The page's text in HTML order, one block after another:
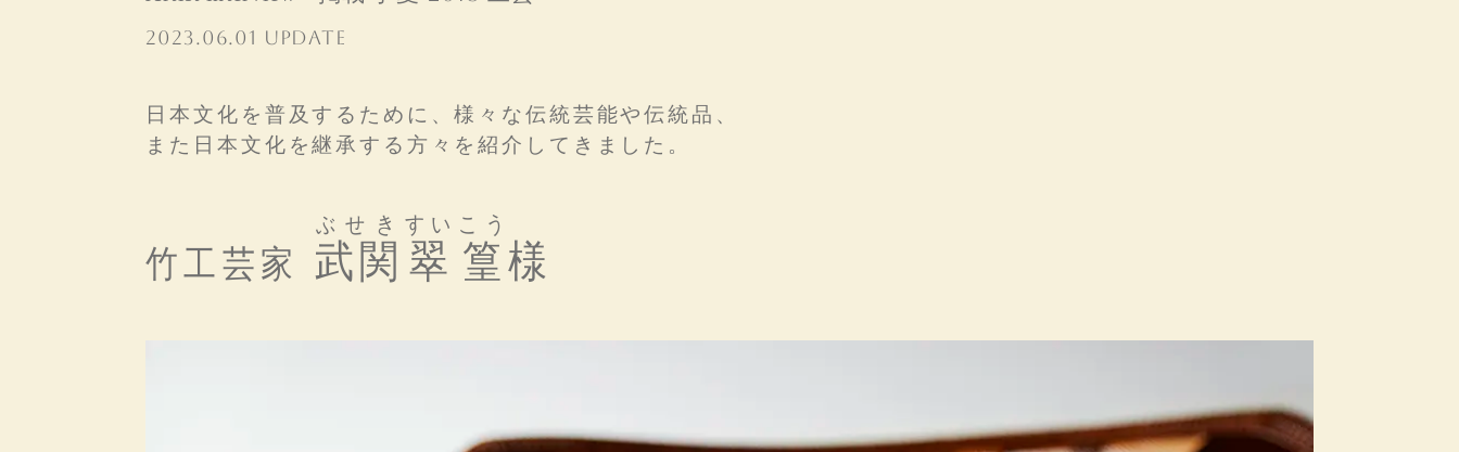
2023.06.01 UPDATE
日本文化を普及するために、様々な伝統芸能や伝統品、
また日本文化を継承する方々を紹介してきました。
竹工芸家 武関
ぶせき
翠篁
すいこう
様